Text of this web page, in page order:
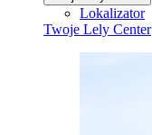
Lokalizator
Twoje Lely Center